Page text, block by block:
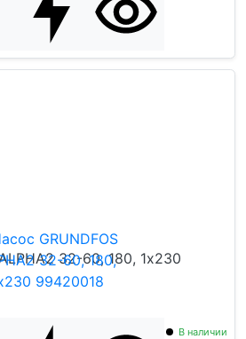
32-60, 180, 1х230
В наличии